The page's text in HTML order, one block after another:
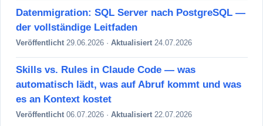
Datenmigration: SQL Server nach PostgreSQL —
der vollständige Leitfaden
Veröffentlicht29.06.2026 · Aktualisiert24.07.2026
Skills vs. Rules in Claude Code — was
automatisch lädt, was auf Abruf kommt und was
es an Kontext kostet
Veröffentlicht06.07.2026 · Aktualisiert22.07.2026